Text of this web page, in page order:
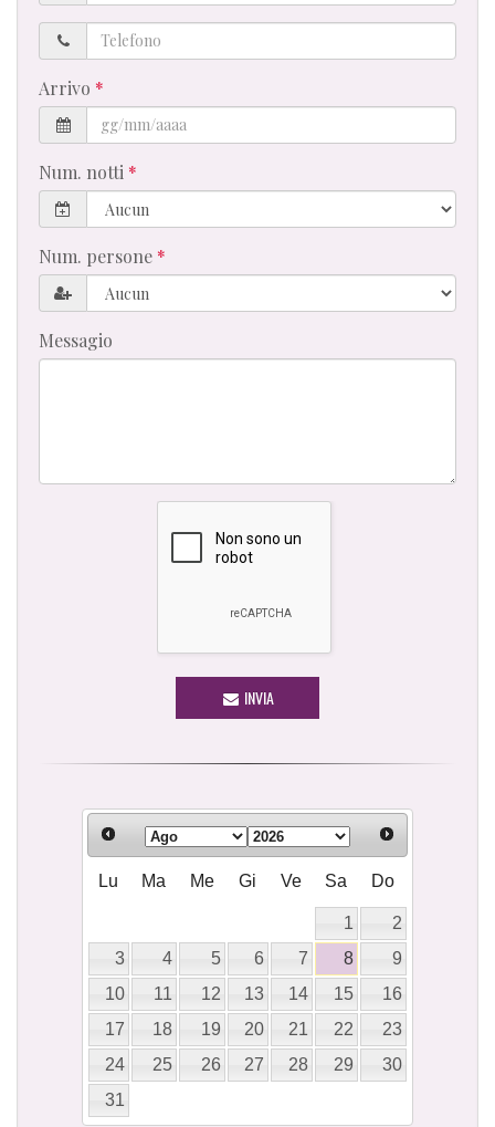
Telefono
Arrivo
Num. notti
Num. persone
Messagio
INVIA
Lu Ma Me Gi Ve Sa Do
1
2
3
4 5 6 7 8
9
10
11 12 13 14 15
16
17
18 19 20 21 22
23
24
25 26 27 28 29
30
31